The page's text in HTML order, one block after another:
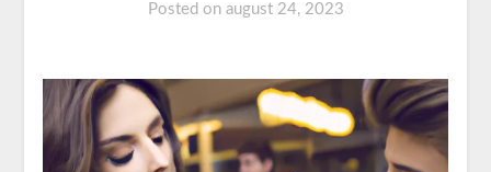
Posted on august 24, 2023